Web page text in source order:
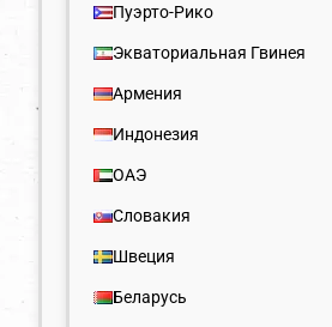
Пуэрто-Рико
Экваториальная Гвинея
Армения
Индонезия
ОАЭ
Словакия
Швеция
Беларусь